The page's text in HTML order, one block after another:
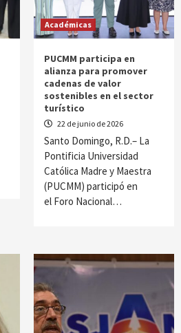
Académicas
PUCMM participa en
alianza para promover
cadenas de valor
sostenibles en el sector
turístico
22 de junio de 2026
Santo Domingo, R.D.– La
Pontificia Universidad
Católica Madre y Maestra
(PUCMM) participó en
el Foro Nacional…